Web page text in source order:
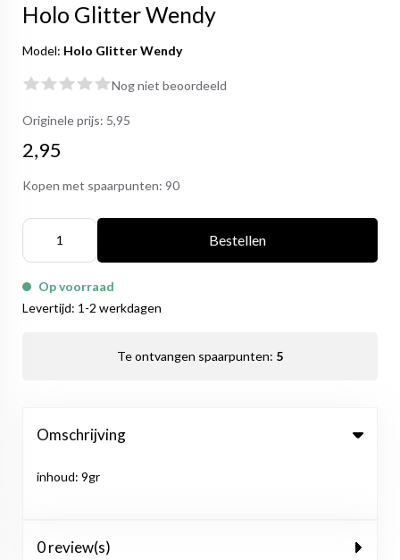
Holo Glitter Wendy
Model: Holo Glitter Wendy
Nog niet beoordeeld
Originele prijs: 5,95
2,95
Kopen met spaarpunten: 90
Bestellen
Op voorraad
Levertijd: 1-2 werkdagen
Te ontvangen spaarpunten: 5
Omschrijving
inhoud: 9gr
0 review(s)